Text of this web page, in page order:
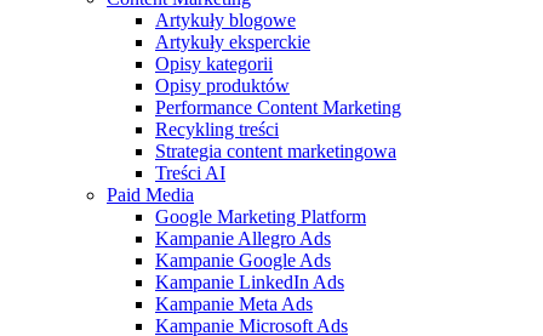
Artykuły blogowe
Artykuły eksperckie
Opisy kategorii
Opisy produktów
Performance Content Marketing
Recykling treści
Strategia content marketingowa
Treści AI
Paid Media
Google Marketing Platform
Kampanie Allegro Ads
Kampanie Google Ads
Kampanie LinkedIn Ads
Kampanie Meta Ads
Kampanie Microsoft Ads